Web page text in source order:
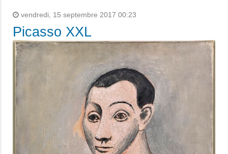
vendredi, 15 septembre 2017 00:23
Picasso XXL